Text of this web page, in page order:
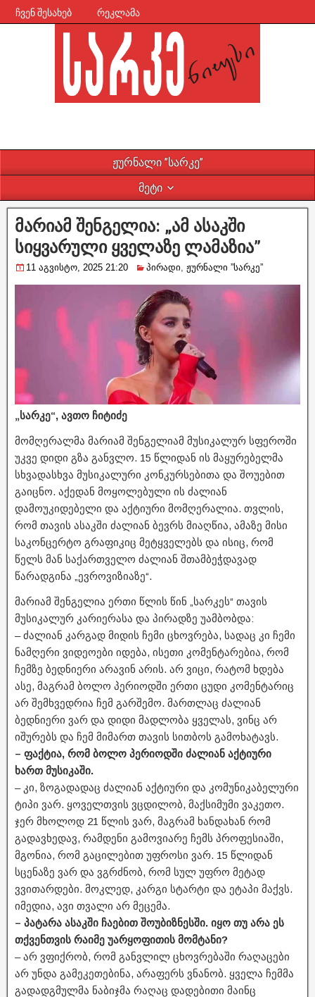
ჩვენ შესახებ რეკლამა
ჟურნალი ”სარკე”
მეტი
მარიამ შენგელია: „ამ ასაკში
სიყვარული ყველაზე ლამაზია”
11 აგვისტო, 2025 21:20 პირადი, ჟურნალი ”სარკე”
„სარკე“, ავთო ჩიტიძე
მომღერალმა მარიამ შენგელიამ მუსიკალურ სფეროში
უკვე დიდი გზა განვლო. 15 წლიდან ის მაყურებელმა
სხვადასხვა მუსიკალური კონკურსებითა და შოუებით
გაიცნო. აქედან მოყოლებული ის ძალიან
დამოუკიდებელი და აქტიური მომღერალია. თვლის,
რომ თავის ასაკში ძალიან ბევრს მიაღწია, ამაზე მისი
საკონცერტო გრაფიკიც მეტყველებს და ისიც, რომ
წელს მან საქართველო ძალიან შთამბეჭდავად
წარადგინა „ევროვიზიაზე“.
მარიამ შენგელია ერთი წლის წინ „სარკეს“ თავის
მუსიკალურ კარიერასა და პირადზე უამბობდა:
– ძალიან კარგად მიდის ჩემი ცხოვრება, სადაც კი ჩემი
ნამღერი ვიდეოები იდება, ისეთი კომენტარებია, რომ
ჩემზე ბედნიერი არავინ არის. არ ვიცი, რატომ ხდება
ასე, მაგრამ ბოლო პერიოდში ერთი ცუდი კომენტარიც
არ შემხვედრია ჩემ გარშემო. მართლაც ძალიან
ბედნიერი ვარ და დიდი მადლობა ყველას, ვინც არ
იშურებს და ჩემ მიმართ თავის სითბოს გამოხატავს.
– ფაქტია, რომ ბოლო პერიოდში ძალიან აქტიური
ხართ მუსიკაში.
– კი, ზოგადადაც ძალიან აქტიური და კომუნიკაბელური
ტიპი ვარ. ყოველთვის ვცდილობ, მაქსიმუმი ვაკეთო.
ჯერ მხოლოდ 21 წლის ვარ, მაგრამ ხანდახან რომ
გადავხედავ, რამდენი გამოვიარე ჩემს პროფესიაში,
მგონია, რომ გაცილებით უფროსი ვარ. 15 წლიდან
სცენაზე ვარ და ვგრძნობ, რომ სულ უფრო მეტად
ვვითარდები. მოკლედ, კარგი სტარტი და ეტაპი მაქვს.
იმედია, ავი თვალი არ მეცემა.
– პატარა ასაკში ჩაებით შოუბიზნესში. იყო თუ არა ეს
თქვენთვის რაიმე უარყოფითის მომტანი?
– არ ვფიქრობ, რომ განვლილ ცხოვრებაში რაღაცები
არ უნდა გამეკეთებინა, არაფერს ვნანობ. ყველა ჩემმა
გადადგმულმა ნაბიჯმა რაღაც დადებითი მაინც